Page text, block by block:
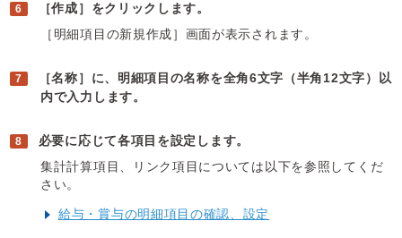
［作成］をクリックします。
［明細項目の新規作成］画面が表示されます。
［名称］に、明細項目の名称を全角6文字（半角12文字）以
内で入力します。
必要に応じて各項目を設定します。
集計計算項目、リンク項目については以下を参照してくだ
さい。
給与・賞与の明細項目の確認、設定